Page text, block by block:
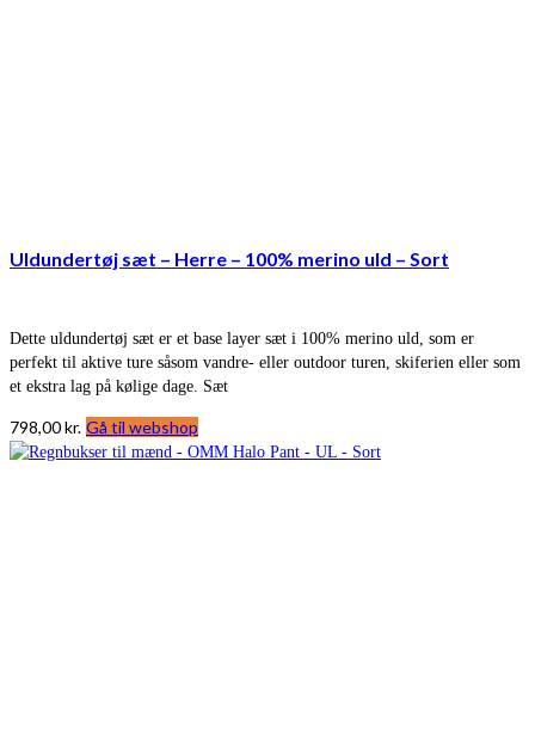
Uldundertøj sæt – Herre – 100% merino uld – Sort
Dette uldundertøj sæt er et base layer sæt i 100% merino uld, som er
perfekt til aktive ture såsom vandre- eller outdoor turen, skiferien eller som
et ekstra lag på kølige dage. Sæt
798,00kr. Gå til webshop